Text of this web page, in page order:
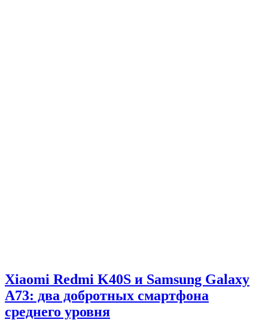
Xiaomi Redmi K40S и Samsung Galaxy
A73: два добротных смартфона
среднего уровня